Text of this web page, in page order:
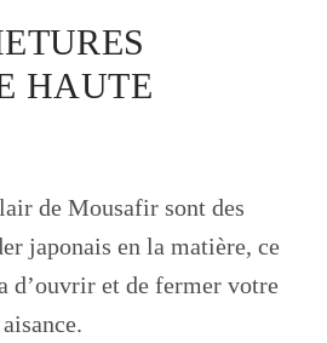
HAUTE
de Mousafir sont des
japonais en la matière, ce
d’ouvrir et de fermer votre